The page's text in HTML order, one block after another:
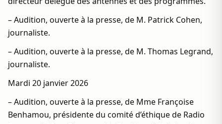
– Audition, ouverte à la presse, de M. Patrick Cohen,
journaliste.
– Audition, ouverte à la presse, de M. Thomas Legrand,
journaliste.
Mardi 20 janvier 2026
– Audition, ouverte à la presse, de Mme Françoise
Benhamou, présidente du comité d’éthique de Radio